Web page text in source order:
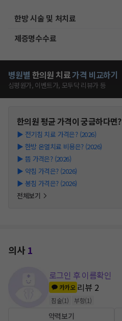
한방 시술 및 처치료
제증명수수료
병원별 한의원 치료가격 비교하기
심평원가, 이벤트가, 모두닥 리뷰가 등
한의원평균 가격이 궁금하다면?
▶ 전기침 치료 가격은? (2026)
▶ 한방 온열치료 비용은? (2026)
▶ 뜸 가격은? (2026)
▶ 약침 가격은? (2026)
▶ 봉침 가격은? (2026)
전체보기
의사1
로그인 후 이름확인
카카오 리뷰 2
침술(1) 부항(1)
약력보기